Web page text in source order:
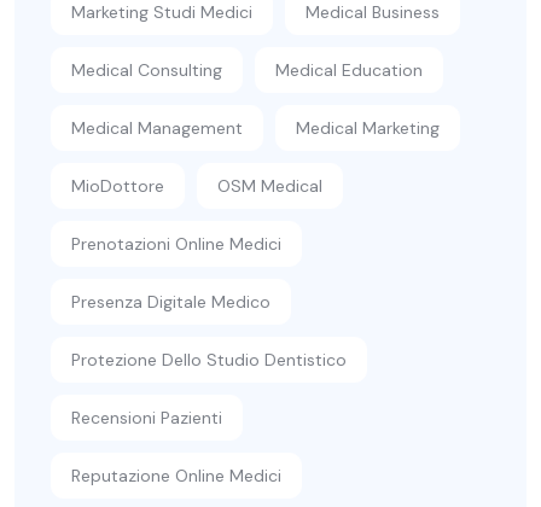
Marketing Studi Medici Medical Business
Medical Consulting Medical Education
Medical Management Medical Marketing
MioDottore OSM Medical
Prenotazioni Online Medici
Presenza Digitale Medico
Protezione Dello Studio Dentistico
Recensioni Pazienti
Reputazione Online Medici